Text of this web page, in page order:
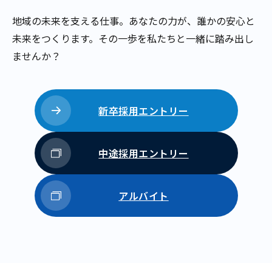
地域の未来を支える仕事。あなたの力が、誰かの安心と
未来をつく ります。その一歩を私たちと一緒に踏み出し
ませんか？
新卒採用エントリー
中途採用エントリー
アルバイト